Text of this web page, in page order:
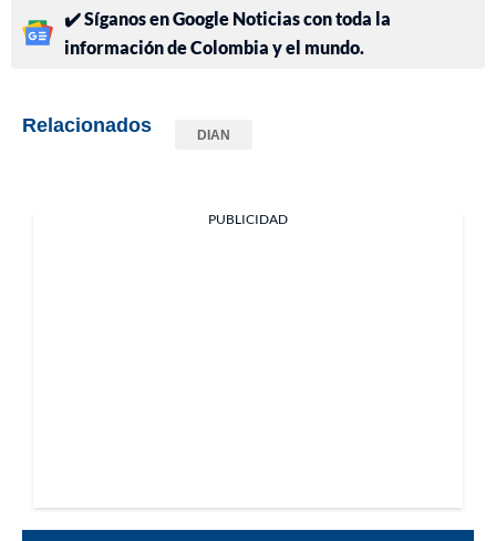
✔️ Síganos en Google Noticias con toda la
información de Colombia y el mundo.
Relacionados DIAN
PUBLICIDAD